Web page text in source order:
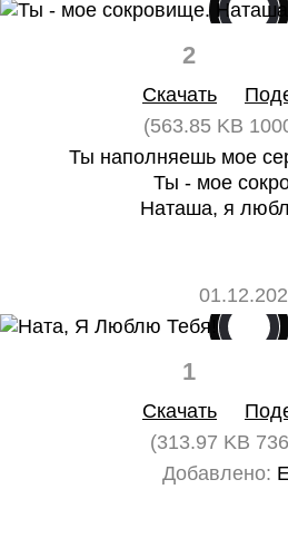
2
Скачать
(563.85 KB
Ты наполняешь мое
Ты - мое
Наташа, я
1
Скачать
(313.97 KB
Добавлено: